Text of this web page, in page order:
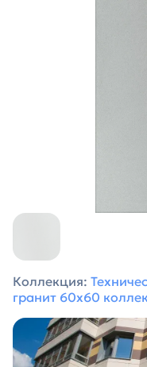
Коллекция:
гранит 60х60